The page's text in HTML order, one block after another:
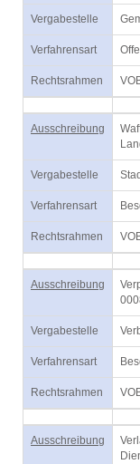
Vergabestelle
Verfahrensart
Rechtsrahmen
Ausschreibung
Vergabestelle
Verfahrensart
Rechtsrahmen
Ausschreibung
Vergabestelle
Verfahrensart
Rechtsrahmen
Ausschreibung